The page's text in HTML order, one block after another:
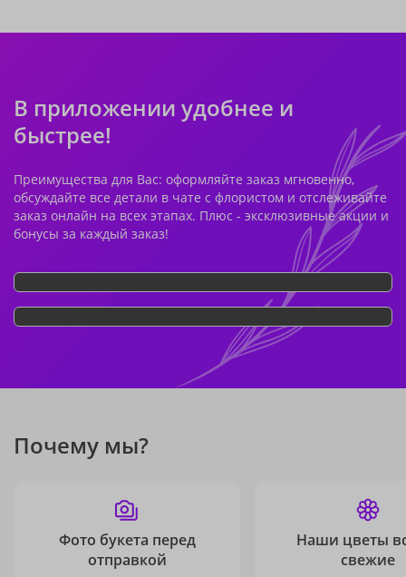
В приложении удобнее и
быстрее!
Преимущества для Вас: оформляйте заказ мгновенно,
обсуждайте все детали в чате с флористом и отслеживайте
заказ онлайн на всех этапах. Плюс - эксклюзивные акции и
бонусы за каждый заказ!
Почему мы?
Фото букета перед
отправкой
Наши цветы
свежие